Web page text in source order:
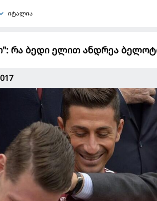
იტალია
რა ბედი ელით ანდრეა